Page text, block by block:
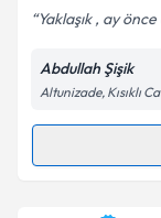
E-posta
Kişisel
Yaklaşık , ay
Abdullah Şişik
Altunizade, Kısıklı
Randevu